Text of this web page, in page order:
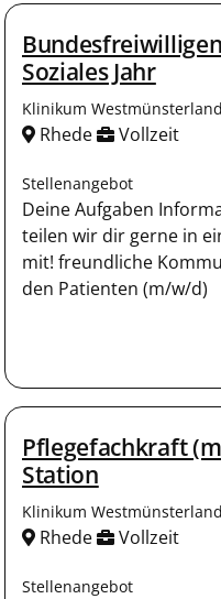
Soziales Jahr
Klinikum
Rhede Vollzeit
Stellenangebot
Deine Aufgaben
teilen wir dir gerne in
mit! freundliche
den Patienten (m/w/d)
Pflegefachkraft
Station
Klinikum
Rhede Vollzeit
Stellenangebot